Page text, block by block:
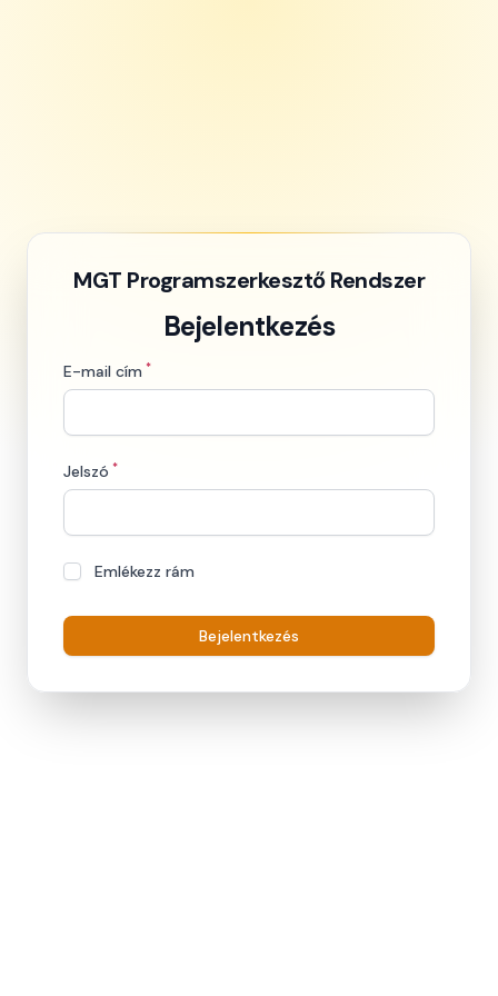
MGT Programszerkesztő Rendszer
Bejelentkezés
E-mail cím *
Jelszó *
Emlékezz rám
Bejelentkezés